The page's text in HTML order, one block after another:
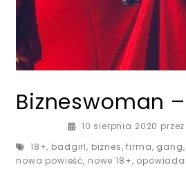
Bizneswoman
10 sierpnia 2020 11
przez
18+, badgirl, biznes,firma, gang,
nowa powieść, nowe 18+,